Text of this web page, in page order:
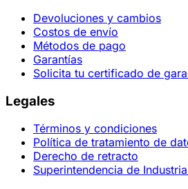
Devoluciones y cambios
Costos de envío
Métodos de pago
Garantías
Solicita tu certificado de
Legales
Términos y condiciones
Política de tratamiento de
Derecho de retracto
Superintendencia de